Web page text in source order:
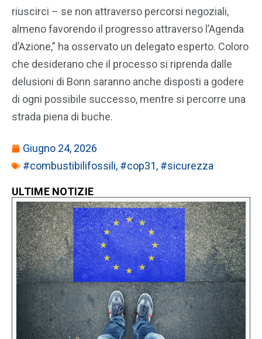
riuscirci – se non attraverso percorsi negoziali,
almeno favorendo il progresso attraverso l’Agenda
d’Azione,” ha osservato un delegato esperto. Coloro
che desiderano che il processo si riprenda dalle
delusioni di Bonn saranno anche disposti a godere
di ogni possibile successo, mentre si percorre una
strada piena di buche.
Giugno 24, 2026
#combustibilifossili, #cop31, #sicurezza
ULTIME NOTIZIE